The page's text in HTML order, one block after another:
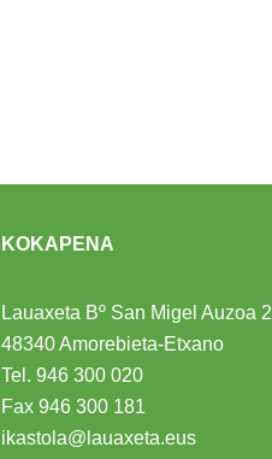
KOKAPENA
Lauaxeta Bº San Migel Auzoa 2
48340 Amorebieta-Etxano
Tel.946 300 020
Fax 946 300 181
ikastola@lauaxeta.eus